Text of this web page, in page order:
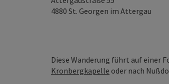
4880 St. Georgen im Attergau
Diese Wanderung führt auf einer
Kronbergkapelle oder nach